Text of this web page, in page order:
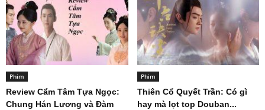
Phim
Review Cẩm Tâm Tựa Ngọc:
Chung Hán Lương và Đàm
Phim
Thiên Cổ Quyết Trần: Có gì
hay mà lọt top Douban...